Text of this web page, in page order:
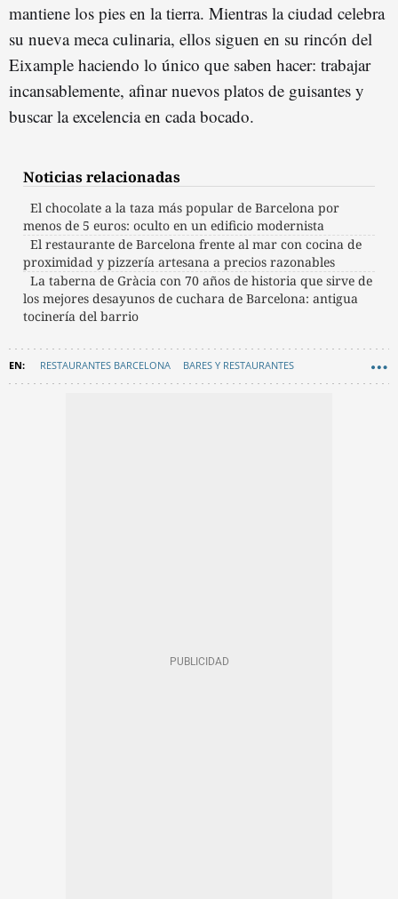
mantiene los pies en la tierra. Mientras la ciudad celebra
su nueva meca culinaria, ellos siguen en su rincón del
Eixample haciendo lo único que saben hacer: trabajar
incansablemente, afinar nuevos platos de guisantes y
buscar la excelencia en cada bocado.
Noticias relacionadas
El chocolate a la taza más popular de Barcelona por
menos de 5 euros: oculto en un edificio modernista
El restaurante de Barcelona frente al mar con cocina de
proximidad y pizzería artesana a precios razonables
La taberna de Gràcia con 70 años de historia que sirve de
los mejores desayunos de cuchara de Barcelona: antigua
tocinería del barrio
RESTAURANTES BARCELONA BARES Y RESTAURANTES